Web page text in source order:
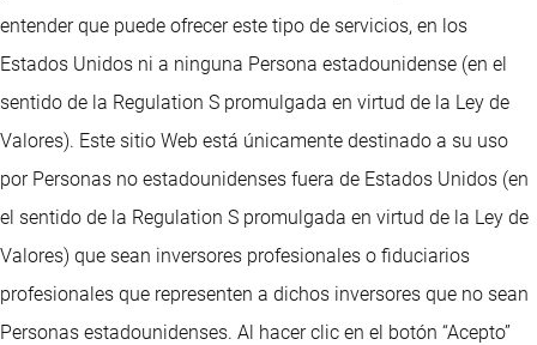
entender que puede ofrecer este tipo de servicios, en los
Estados Unidos ni a ninguna Persona estadounidense (en el
sentido de la Regulation S promulgada en virtud de la Ley de
Valores). Este sitio Web está únicamente destinado a su uso
por Personas no estadounidenses fuera de Estados Unidos (en
el sentido de la Regulation S promulgada en virtud de la Ley de
Valores) que sean inversores profesionales o fiduciarios
profesionales que representen a dichos inversores que no sean
Personas estadounidenses. Al hacer clic en el botón “Acepto”